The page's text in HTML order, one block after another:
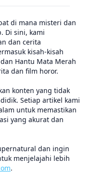
di mana misteri dan
Di sini, kami
dan cerita
kisah-kisah
Hantu Mata Merah
dan film horor.
konten yang tidak
Setiap artikel kami
untuk memastikan
yang akurat dan
dan ingin
menjelajahi lebih
.